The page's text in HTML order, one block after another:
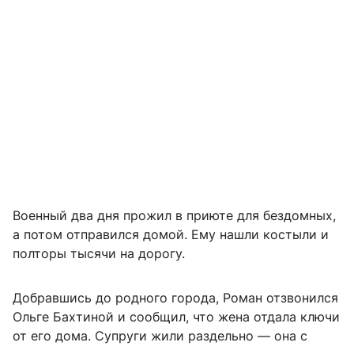
Военный два дня прожил в приюте для бездомных,
а потом отправился домой. Ему нашли костыли и
полторы тысячи на дорогу.
Добравшись до родного города, Роман отзвонился
Ольге Бахтиной и сообщил, что жена отдала ключи
от его дома. Супруги жили раздельно — она с